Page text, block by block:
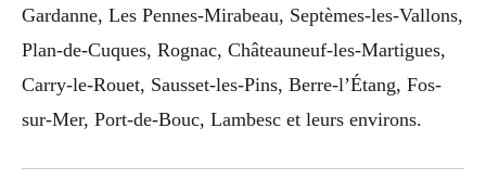
Gardanne, Les Pennes-Mirabeau, Septèmes-les-Vallons,
Plan-de-Cuques, Rognac, Châteauneuf-les-Martigues,
Carry-le-Rouet, Sausset-les-Pins, Berre-l’Étang, Fos-
sur-Mer, Port-de-Bouc, Lambesc et leurs environs.